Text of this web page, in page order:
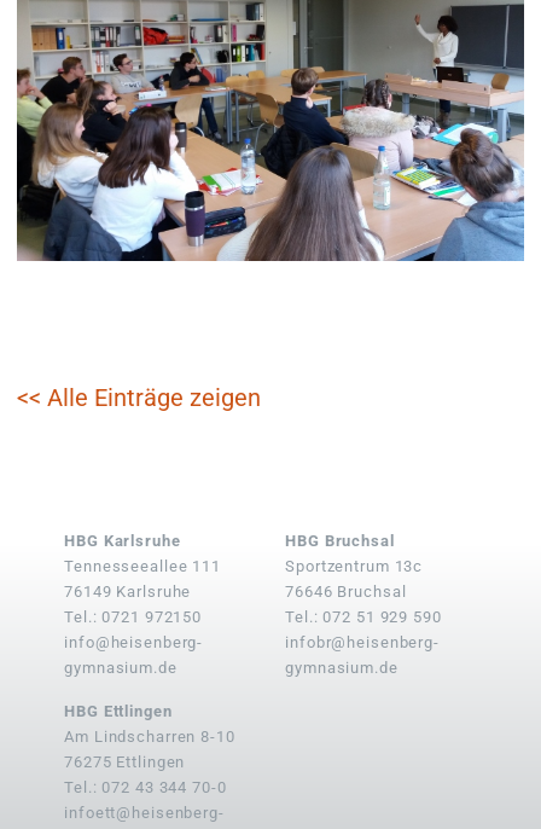
<< Alle Einträge zeigen
HBG Karlsruhe
Tennesseeallee 111
76149 Karlsruhe
Tel.: 0721 972150
info@heisenberg-
gymnasium.de
HBG Bruchsal
Sportzentrum 13c
76646 Bruchsal
Tel.: 072 51 929 590
infobr@heisenberg-
gymnasium.de
HBG Ettlingen
Am Lindscharren 8-10
76275 Ettlingen
Tel.: 072 43 344 70-0
infoett@heisenberg-